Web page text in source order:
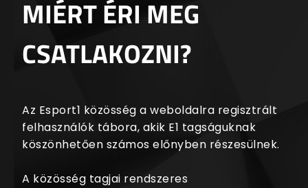
MIÉRT ÉRI MEG
CSATLAKOZNI?
Az Esport1 közösség a weboldalra regisztrált
felhasználók tábora, akik E1 tagságuknak
köszönhetően számos előnyben részesülnek.
A közösség tagjai rendszeres